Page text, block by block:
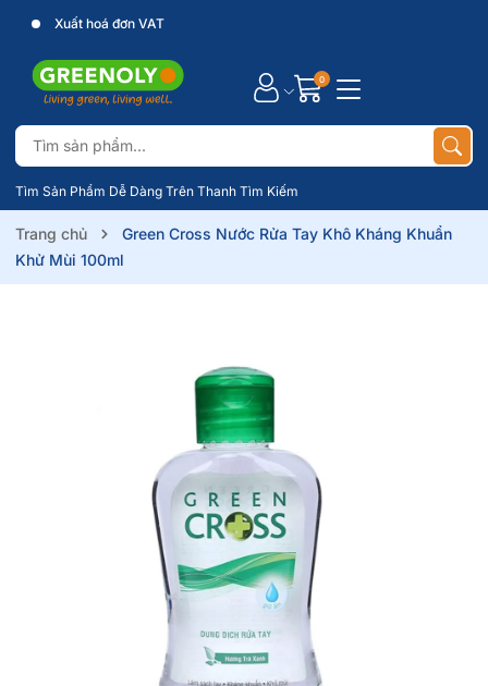
Xuất hoá đơn VAT
Tìm Sản Phẩm Dễ Dàng Trên Thanh Tìm Kiếm
0
Trang chủ
Green Cross Nước Rửa Tay Khô Kháng Khuẩn
Khử Mùi 100ml